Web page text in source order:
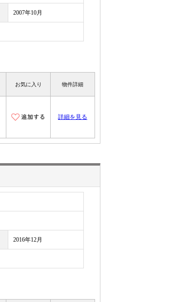
2007年10月
お気に入り 物件詳細
詳細を見る
2016年12月